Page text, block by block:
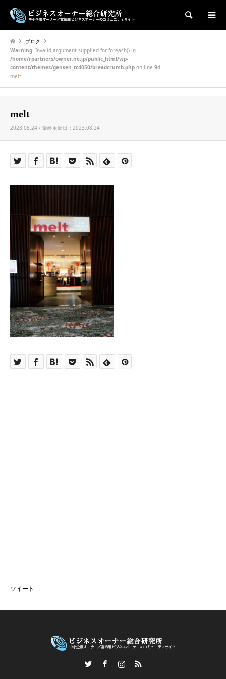
検索
ブログ
Warning: Invalid argument supplied for foreach() in
/home/rpartners/owner.ne.jp/public_html/wp-
content/themes/gensen_tcd050/breadcrumb.php on line 94
melt
melt
2023.08.24 / 最終更新日：2023.08.24
ツイート
InstagramRSS